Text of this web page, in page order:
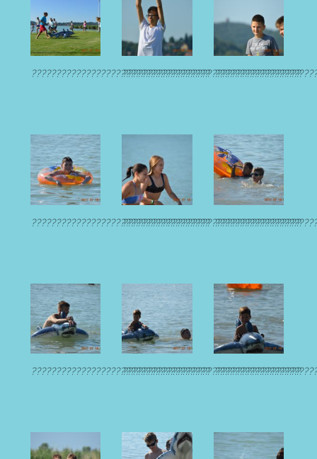
????????????????????????????????????????????????????????????????????????
????????????????????????????????????????????????????????????????????????
????????????????????????????????????????????????????????????????????????